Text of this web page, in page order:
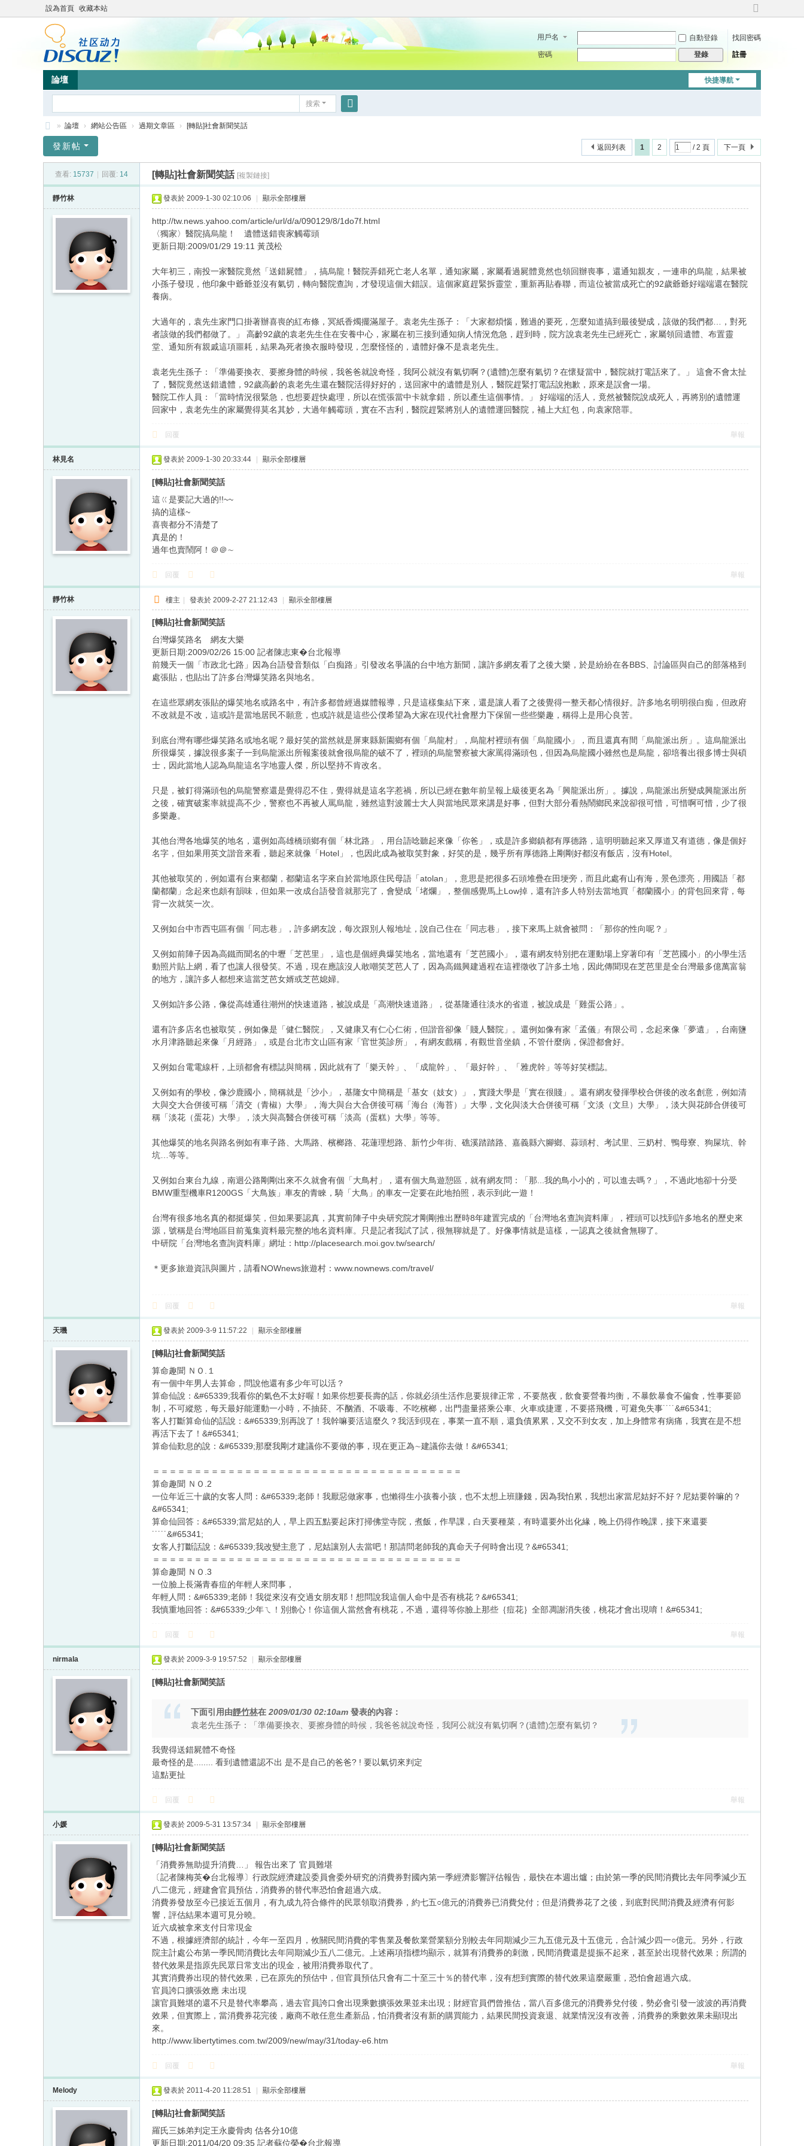
設為首頁 收藏本站
切
到
用戶名 自動登錄
找回密碼
密碼
登錄 註冊
快捷導航
論壇
搜索
竹
» 論壇 › 網站公告區 › 過期文章區 › [轉貼]社會新聞笑話
1 2 / 2 頁 下一頁
返回列表
發新帖
查看: 15737 回覆: 14 [轉貼]社會新聞笑話 [複製鏈接]
靜竹林 發表於 2009-1-30 02:10:06 顯示全部樓層
http://tw.news.yahoo.com/article/url/d/a/090129/8/1do7f.html
〈獨家〉醫院搞烏龍！ 遺體送錯喪家觸霉頭
更新日期:2009/01/29 19:11 黃茂松
大年初三，南投一家醫院竟然「送錯屍體」，搞烏龍！醫院弄錯死亡老人名單，通知家屬，家屬看過屍體竟然也領回辦喪事，還通知親友，一連串的烏龍，結果被
小孫子發現，他印象中爺爺並沒有氣切，轉向醫院查詢，才發現這個大錯誤。這個家庭趕緊拆靈堂，重新再貼春聯，而這位被當成死亡的92歲爺爺好端端還在醫院
養病。
大過年的，袁先生家門口掛著辦喜喪的紅布條，冥紙香燭擺滿屋子。袁老先生孫子：「大家都煩惱，難過的要死，怎麼知道搞到最後變成，該做的我們都…，對死
者該做的我們都做了。」 高齡92歲的袁老先生住在安養中心，家屬在初三接到通知病人情況危急，趕到時，院方說袁老先生已經死亡，家屬領回遺體、布置靈
堂、通知所有親戚這項噩耗，結果為死者換衣服時發現，怎麼怪怪的，遺體好像不是袁老先生。
袁老先生孫子：「準備要換衣、要擦身體的時候，我爸爸就說奇怪，我阿公就沒有氣切啊？(遺體)怎麼有氣切？在懷疑當中，醫院就打電話來了。」 這會不會太扯
了，醫院竟然送錯遺體，92歲高齡的袁老先生還在醫院活得好好的，送回家中的遺體是別人，醫院趕緊打電話說抱歉，原來是誤會一場。
醫院工作人員：「當時情況很緊急，也想要趕快處理，所以在慌張當中卡就拿錯，所以產生這個事情。」 好端端的活人，竟然被醫院說成死人，再將別的遺體運
回家中，袁老先生的家屬覺得莫名其妙，大過年觸霉頭，實在不吉利，醫院趕緊將別人的遺體運回醫院，補上大紅包，向袁家陪罪。
回覆 舉報
林見名 發表於 2009-1-30 20:33:44 顯示全部樓層
[轉貼]社會新聞笑話
這ㄍ是要記大過的!!~~
搞的這樣~
喜喪都分不清楚了
真是的！
過年也賣鬧阿！＠＠∼
回覆 舉報
靜竹林 樓主 | 發表於 2009-2-27 21:12:43 | 顯示全部樓層
[轉貼]社會新聞笑話
台灣爆笑路名 網友大樂
更新日期:2009/02/26 15:00 記者陳志東�台北報導
前幾天一個「市政北七路」因為台語發音類似「白痴路」引發改名爭議的台中地方新聞，讓許多網友看了之後大樂，於是紛紛在各BBS、討論區與自己的部落格到
處張貼，也貼出了許多台灣爆笑路名與地名。
在這些眾網友張貼的爆笑地名或路名中，有許多都曾經過媒體報導，只是這樣集結下來，還是讓人看了之後覺得一整天都心情很好。許多地名明明很白痴，但政府
不改就是不改，這或許是當地居民不願意，也或許就是這些公僕希望為大家在現代社會壓力下保留一些些樂趣，稱得上是用心良苦。
到底台灣有哪些爆笑路名或地名呢？最好笑的當然就是屏東縣新園鄉有個「烏龍村」，烏龍村裡頭有個「烏龍國小」，而且還真有間「烏龍派出所」。這烏龍派出
所很爆笑，據說很多案子一到烏龍派出所報案後就會很烏龍的破不了，裡頭的烏龍警察被大家罵得滿頭包，但因為烏龍國小雖然也是烏龍，卻培養出很多博士與碩
士，因此當地人認為烏龍這名字地靈人傑，所以堅持不肯改名。
只是，被釘得滿頭包的烏龍警察還是覺得忍不住，覺得就是這名字惹禍，所以已經在數年前呈報上級後更名為「興龍派出所」。據說，烏龍派出所變成興龍派出所
之後，確實破案率就提高不少，警察也不再被人罵烏龍，雖然這對波麗士大人與當地民眾來講是好事，但對大部分看熱鬧鄉民來說卻很可惜，可惜啊可惜，少了很
多樂趣。
其他台灣各地爆笑的地名，還例如高雄橋頭鄉有個「林北路」，用台語唸聽起來像「你爸」，或是許多鄉鎮都有厚德路，這明明聽起來又厚道又有道德，像是個好
名字，但如果用英文諧音來看，聽起來就像「Hotel」，也因此成為被取笑對象，好笑的是，幾乎所有厚德路上剛剛好都沒有飯店，沒有Hotel。
其他被取笑的，例如還有台東都蘭，都蘭這名字來自於當地原住民母語「atolan」，意思是把很多石頭堆疊在田埂旁，而且此處有山有海，景色漂亮，用國語「都
蘭都蘭」念起來也頗有韻味，但如果一改成台語發音就那完了，會變成「堵爛」，整個感覺馬上Low掉，還有許多人特別去當地買「都蘭國小」的背包回來背，每
背一次就笑一次。
又例如台中市西屯區有個「同志巷」，許多網友說，每次跟別人報地址，說自己住在「同志巷」，接下來馬上就會被問：「那你的性向呢？」
又例如前陣子因為高鐵而聞名的中壢「芝芭里」，這也是個經典爆笑地名，當地還有「芝芭國小」，還有網友特別把在運動場上穿著印有「芝芭國小」的小學生活
動照片貼上網，看了也讓人很發笑。不過，現在應該沒人敢嘲笑芝芭人了，因為高鐵興建過程在這裡徵收了許多土地，因此傳聞現在芝芭里是全台灣最多億萬富翁
的地方，讓許多人都想來這當芝芭女婿或芝芭媳婦。
又例如許多公路，像從高雄通往潮州的快速道路，被說成是「高潮快速道路」，從基隆通往淡水的省道，被說成是「雞蛋公路」。
還有許多店名也被取笑，例如像是「健仁醫院」，又健康又有仁心仁術，但諧音卻像「賤人醫院」。還例如像有家「孟儀」有限公司，念起來像「夢遺」，台南鹽
水月津路聽起來像「月經路」，或是台北市文山區有家「官世英診所」，有網友戲稱，有觀世音坐鎮，不管什麼病，保證都會好。
又例如台電電線杆，上頭都會有標誌與簡稱，因此就有了「樂天幹」、「成龍幹」、「最好幹」、「雅虎幹」等等好笑標誌。
又例如有的學校，像沙鹿國小，簡稱就是「沙小」，基隆女中簡稱是「基女（妓女）」，實踐大學是「實在很賤」。還有網友發揮學校合併後的改名創意，例如清
大與交大合併後可稱「清交（青椒）大學」，海大與台大合併後可稱「海台（海苔）」大學，文化與淡大合併後可稱「文淡（文旦）大學」，淡大與花師合併後可
稱「淡花（蛋花）大學」，淡大與高醫合併後可稱「淡高（蛋糕）大學」等等。
其他爆笑的地名與路名例如有車子路、大馬路、檳榔路、花蓮理想路、新竹少年街、礁溪踏踏路、嘉義縣六腳鄉、蒜頭村、考試里、三奶村、鴨母寮、狗屎坑、幹
坑…等等。
又例如台東台九線，南迴公路剛剛出來不久就會有個「大鳥村」，還有個大鳥遊憩區，就有網友問：「那...我的鳥小小的，可以進去嗎？」，不過此地卻十分受
BMW重型機車R1200GS「大鳥族」車友的青睞，騎「大鳥」的車友一定要在此地拍照，表示到此一遊！
台灣有很多地名真的都挺爆笑，但如果要認真，其實前陣子中央研究院才剛剛推出歷時8年建置完成的「台灣地名查詢資料庫」，裡頭可以找到許多地名的歷史來
源，號稱是台灣地區目前蒐集資料最完整的地名資料庫。只是記者我試了試，很無聊就是了。好像事情就是這樣，一認真之後就會無聊了。
中研院「台灣地名查詢資料庫」網址：http://placesearch.moi.gov.tw/search/
＊更多旅遊資訊與圖片，請看NOWnews旅遊村：www.nownews.com/travel/
回覆 舉報
天璣 發表於 2009-3-9 11:57:22 顯示全部樓層
[轉貼]社會新聞笑話
算命趣聞 ＮＯ.１
有一個中年男人去算命，問說他還有多少年可以活？
算命仙說：&#65339;我看你的氣色不太好喔！如果你想要長壽的話，你就必須生活作息要規律正常，不要熬夜，飲食要營養均衡，不暴飲暴食不偏食，性事要節
制，不可縱慾，每天最好能運動一小時，不抽菸、不酗酒、不吸毒、不吃檳榔，出門盡量搭乘公車、火車或捷運，不要搭飛機，可避免失事˙˙˙˙&#65341;
客人打斷算命仙的話說：&#65339;別再說了！我幹嘛要活這麼久？我活到現在，事業一直不順，還負債累累，又交不到女友，加上身體常有病痛，我實在是不想
再活下去了！&#65341;
算命仙歎息的說：&#65339;那麼我剛才建議你不要做的事，現在更正為∼建議你去做！&#65341;
＝＝＝＝＝＝＝＝＝＝＝＝＝＝＝＝＝＝＝＝＝＝＝＝＝＝＝＝＝＝＝＝＝＝＝＝＝
算命趣聞 ＮＯ.2
一位年近三十歲的女客人問：&#65339;老師！我厭惡做家事，也懶得生小孩養小孩，也不太想上班賺錢，因為我怕累，我想出家當尼姑好不好？尼姑要幹嘛的？
&#65341;
算命仙回答：&#65339;當尼姑的人，早上四五點要起床打掃佛堂寺院，煮飯，作早課，白天要種菜，有時還要外出化緣，晚上仍得作晚課，接下來還要
˙˙˙˙˙&#65341;
女客人打斷話說：&#65339;我改變主意了，尼姑讓別人去當吧！那請問老師我的真命天子何時會出現？&#65341;
＝＝＝＝＝＝＝＝＝＝＝＝＝＝＝＝＝＝＝＝＝＝＝＝＝＝＝＝＝＝＝＝＝＝＝＝＝
算命趣聞 ＮＯ.3
一位臉上長滿青春痘的年輕人來問事，
年輕人問：&#65339;老師！我從來沒有交過女朋友耶！想問說我這個人命中是否有桃花？&#65341;
我慎重地回答：&#65339;少年ㄟ！別擔心！你這個人當然會有桃花，不過，還得等你臉上那些｛痘花｝全部凋謝消失後，桃花才會出現唷！&#65341;
回覆 舉報
nirmala 發表於 2009-3-9 19:57:52 顯示全部樓層
[轉貼]社會新聞笑話
下面引用由靜竹林在 2009/01/30 02:10am 發表的內容：
袁老先生孫子：「準備要換衣、要擦身體的時候，我爸爸就說奇怪，我阿公就沒有氣切啊？(遺體)怎麼有氣切？
我覺得送錯屍體不奇怪
最奇怪的是........ 看到遺體還認不出 是不是自己的爸爸? ! 要以氣切來判定
這點更扯
回覆 舉報
小媛 發表於 2009-5-31 13:57:34 顯示全部樓層
[轉貼]社會新聞笑話
「消費券無助提升消費…」 報告出來了 官員難堪
〔記者陳梅英�台北報導〕行政院經濟建設委員會委外研究的消費券對國內第一季經濟影響評估報告，最快在本週出爐；由於第一季的民間消費比去年同季減少五
八二億元，經建會官員預估，消費券的替代率恐怕會超過六成。
消費券發放至今已接近五個月，有九成九符合條件的民眾領取消費券，約七五○億元的消費券已消費兌付；但是消費券花了之後，到底對民間消費及經濟有何影
響，評估結果本週可見分曉。
近六成被拿來支付日常現金
不過，根據經濟部的統計，今年一至四月，攸關民間消費的零售業及餐飲業營業額分別較去年同期減少三九五億元及十五億元，合計減少四一○億元。另外，行政
院主計處公布第一季民間消費比去年同期減少五八二億元。上述兩項指標均顯示，就算有消費券的刺激，民間消費還是提振不起來，甚至於出現替代效果；所謂的
替代效果是指原先民眾日常支出的現金，被用消費券取代了。
其實消費券出現的替代效果，已在原先的預估中，但官員預估只會有二十至三十％的替代率，沒有想到實際的替代效果這麼嚴重，恐怕會超過六成。
官員誇口擴張效應 未出現
讓官員難堪的還不只是替代率攀高，過去官員誇口會出現乘數擴張效果並未出現；財經官員們曾推估，當八百多億元的消費券兌付後，勢必會引發一波波的再消費
效果，但實際上，當消費券花完後，廠商不敢任意生產新品，怕消費者沒有新的購買能力，結果民間投資衰退、就業情況沒有改善，消費券的乘數效果未顯現出
來。
http://www.libertytimes.com.tw/2009/new/may/31/today-e6.htm
回覆 舉報
Melody 發表於 2011-4-20 11:28:51 顯示全部樓層
[轉貼]社會新聞笑話
羅氏三姊弟判定王永慶骨肉 估各分10億
更新日期:2011/04/20 09:35 記者蘇位榮�台北報導